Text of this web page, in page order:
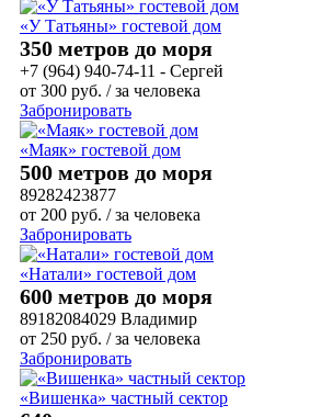
«У Татьяны» гостевой дом
350 метров до моря
+7 (964) 940-74-11 - Сергей
от 300 руб. / за человека
Забронировать
«Маяк» гостевой дом
500 метров до моря
89282423877
от 200 руб. / за человека
Забронировать
«Натали» гостевой дом
600 метров до моря
89182084029 Владимир
от 250 руб. / за человека
Забронировать
«Вишенка» частный сектор